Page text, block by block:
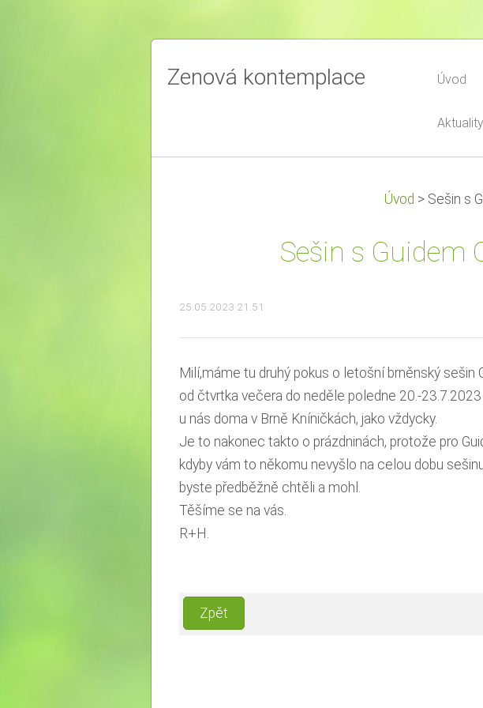
Zenová kontemplace Úvod
Aktuality
Úvod > Sešin s
Sešin s Guidem
25.05.2023 21:51
Milí,máme tu druhý pokus o letošní brněnský
od čtvrtka večera do neděle poledne 20.-23.7.2023
u nás doma v Brně Kníničkách, jako vždycky.
Je to nakonec takto o prázdninách, protože pro
kdyby vám to někomu nevyšlo na celou dobu
byste předběžně chtěli a mohl.
Těšíme se na vás.
R+H.
Zpět